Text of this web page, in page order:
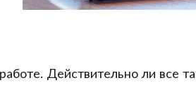
Действительно ли все